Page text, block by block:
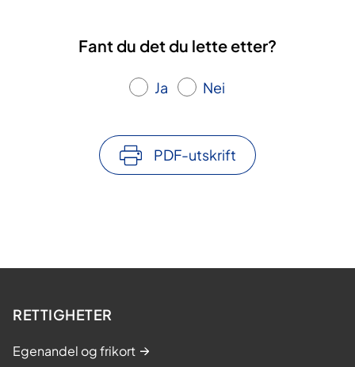
Fant du det du lette etter?
Ja Nei
PDF-utskrift
RETTIGHETER
Egenandel og frikort